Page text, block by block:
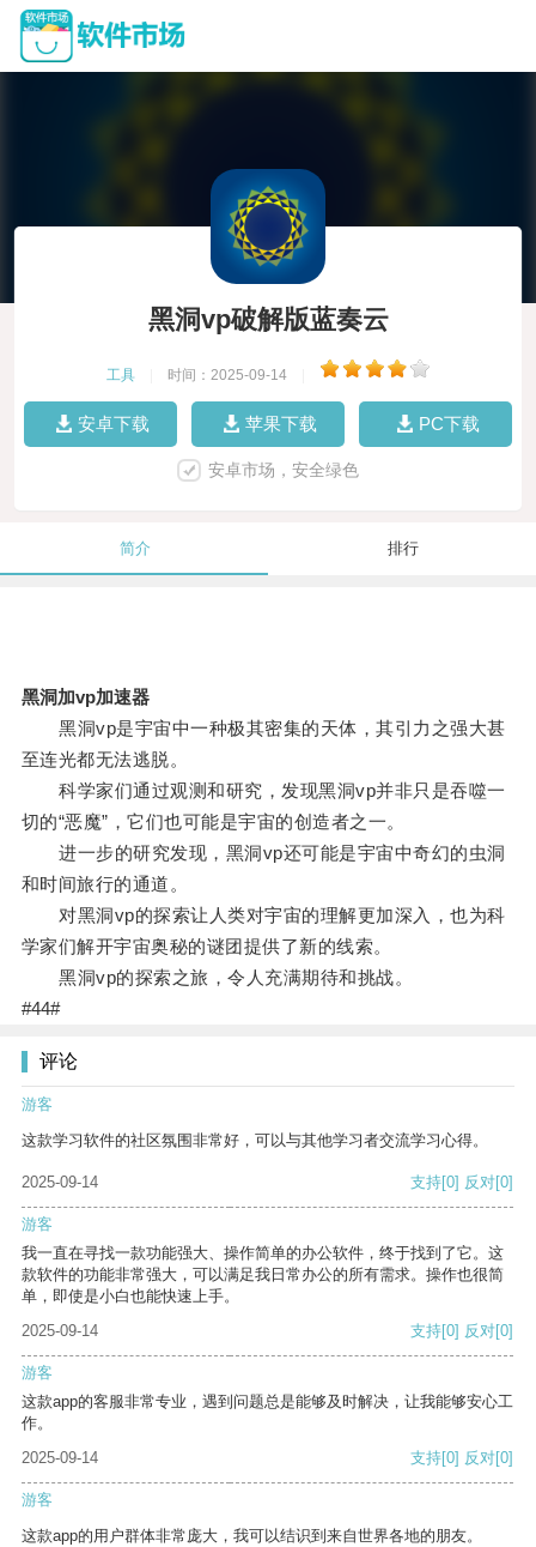
黑洞vp破解版蓝奏云
工具 时间：2025-09-14
安卓下载 苹果下载 PC下载
安卓市场，安全绿色
简介 排行
黑洞加vp加速器
黑洞vp是宇宙中一种极其密集的天体，其引力之强大甚
至连光都无法逃脱。
科学家们通过观测和研究，发现黑洞vp并非只是吞噬一
切的“恶魔”，它们也可能是宇宙的创造者之一。
进一步的研究发现，黑洞vp还可能是宇宙中奇幻的虫洞
和时间旅行的通道。
对黑洞vp的探索让人类对宇宙的理解更加深入，也为科
学家们解开宇宙奥秘的谜团提供了新的线索。
黑洞vp的探索之旅，令人充满期待和挑战。
#44#
评论
游客
这款学习软件的社区氛围非常好，可以与其他学习者交流学习心得。
2025-09-14 支持[0] 反对[0]
游客
我一直在寻找一款功能强大、操作简单的办公软件，终于找到了它。这
款软件的功能非常强大，可以满足我日常办公的所有需求。操作也很简
单，即使是小白也能快速上手。
2025-09-14
支持[0] 反对[0]
游客
这款app的客服非常专业，遇到问题总是能够及时解决，让我能够安心工
作。
2025-09-14
支持[0] 反对[0]
游客
这款app的用户群体非常庞大，我可以结识到来自世界各地的朋友。